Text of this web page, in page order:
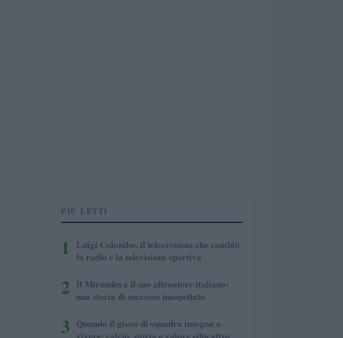
PIÙ LETTI
1
Luigi Colombo, il telecronista che cambiò
la radio e la televisione sportiva
2 Il Mirandés e il suo allenatore italiano:
una storia di successo inaspettato
3 Quando il gioco di squadra insegna a